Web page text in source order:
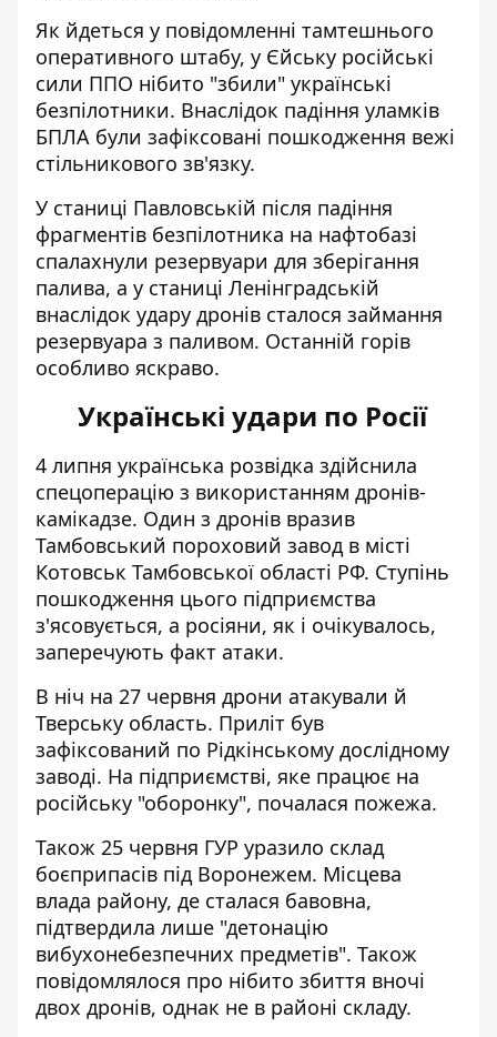
Як йдеться у повідомленні тамтешнього
оперативного штабу, у Єйську російські
сили ППО нібито "збили" українські
безпілотники. Внаслідок падіння уламків
БПЛА були зафіксовані пошкодження вежі
стільникового зв'язку.
У станиці Павловській після падіння
фрагментів безпілотника на нафтобазі
спалахнули резервуари для зберігання
палива, а у станиці Ленінградській
внаслідок удару дронів сталося займання
резервуара з паливом. Останній горів
особливо яскраво.
Українські удари по Росії
4 липня українська розвідка здійснила
спецоперацію з використанням дронів-
камікадзе. Один з дронів вразив
Тамбовський пороховий завод в місті
Котовськ Тамбовської області РФ. Ступінь
пошкодження цього підприємства
з'ясовується, а росіяни, як і очікувалось,
заперечують факт атаки.
В ніч на 27 червня дрони атакували й
Тверську область. Приліт був
зафіксований по Рідкінському дослідному
заводі. На підприємстві, яке працює на
російську "оборонку", почалася пожежа.
Також 25 червня ГУР уразило склад
боєприпасів під Воронежем. Місцева
влада району, де сталася бавовна,
підтвердила лише "детонацію
вибухонебезпечних предметів". Також
повідомлялося про нібито збиття вночі
двох дронів, однак не в районі складу.